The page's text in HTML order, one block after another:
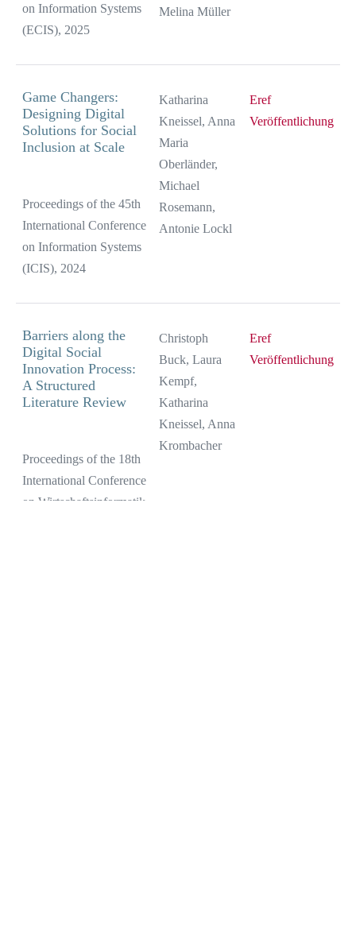
on Information Systems
(ECIS), 2025
Melina Müller
Game Changers:
Designing Digital
Solutions for Social
Inclusion at Scale
Proceedings of the 45th
International Conference
on Information Systems
(ICIS), 2024
Katharina
Kneissel, Anna
Maria
Oberländer,
Michael
Rosemann,
Antonie Lockl
Eref
Veröffentlichung
Barriers along the
Digital Social
Innovation Process:
A Structured
Literature Review
Proceedings of the 18th
International Conference
on Wirtschaftsinformatik
Christoph
Buck, Laura
Kempf,
Katharina
Kneissel, Anna
Krombacher
Eref
Veröffentlichung